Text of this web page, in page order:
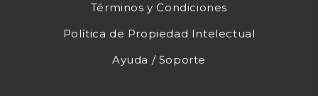
Términos y Condiciones
Política de Propiedad Intelectual
Ayuda / Soporte